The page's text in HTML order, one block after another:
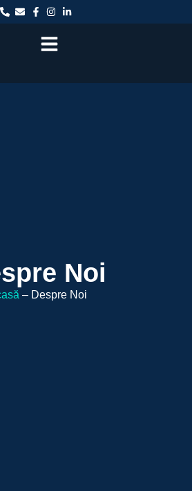
Noi
– Despre Noi